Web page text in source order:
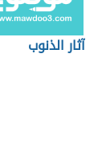
آثار الذنوب